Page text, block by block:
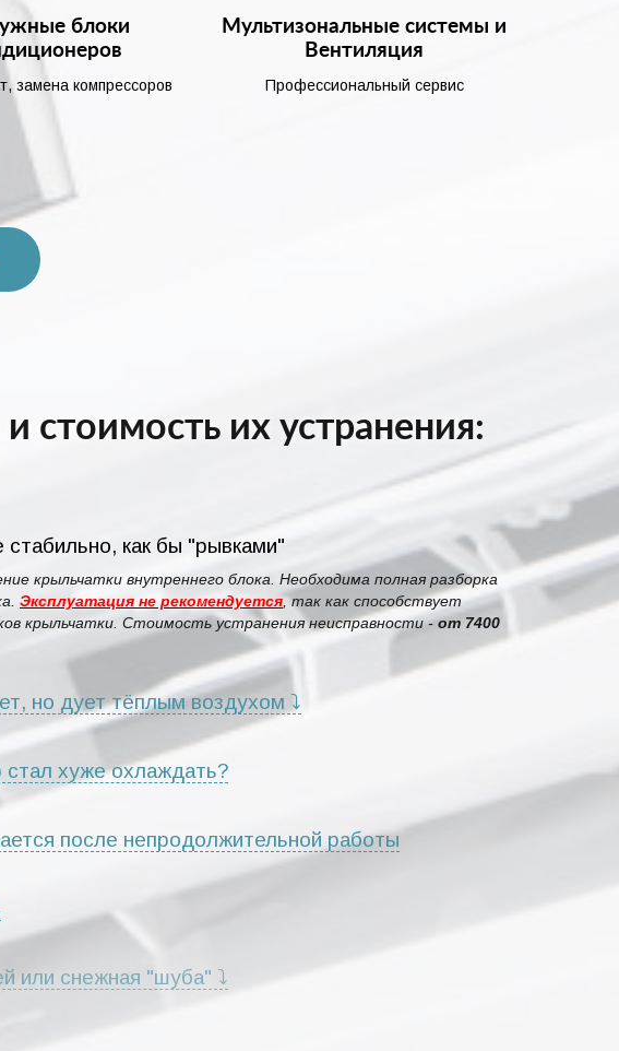
блоки
замена компрессоров
Мультизональные системы и
Вентиляция
Профессиональный сервис
стоимость их устранения:
как бы "рывками"
крыльчатки внутреннего блока. Необходима полная разборка
Эксплуатация не рекомендуется, так как способствует
крыльчатки. Стоимость устранения неисправности -от 7400
но дует тёплым воздухом ⤵
хуже охлаждать?
после непродолжительной работы
или снежная "шуба" ⤵